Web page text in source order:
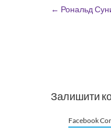
← Рональд
Залишити
Facebook